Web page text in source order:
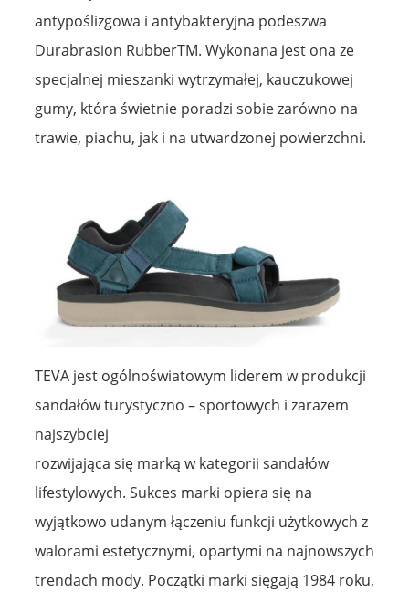
antypoślizgowa i antybakteryjna podeszwa
Durabrasion RubberTM. Wykonana jest ona ze
specjalnej mieszanki wytrzymałej, kauczukowej
gumy, która świetnie poradzi sobie zarówno na
trawie, piachu, jak i na utwardzonej powierzchni.
TEVA jest ogólnoświatowym liderem w produkcji
sandałów turystyczno – sportowych i zarazem
najszybciej
rozwijająca się marką w kategorii sandałów
lifestylowych. Sukces marki opiera się na
wyjątkowo udanym łączeniu funkcji użytkowych z
walorami estetycznymi, opartymi na najnowszych
trendach mody. Początki marki sięgają 1984 roku,